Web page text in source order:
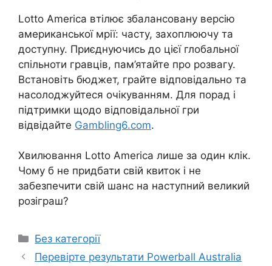
Lotto America втілює збалансовану версію
американської мрії: часту, захоплюючу та
доступну. Приєднуючись до цієї глобальної
спільноти гравців, пам’ятайте про розвагу.
Встановіть бюджет, грайте відповідально та
насолоджуйтеся очікуванням. Для порад і
підтримки щодо відповідальної гри
відвідайте Gambling6.com.
Хвилювання Lotto America лише за один клік.
Чому б не придбати свій квиток і не
забезпечити свій шанс на наступний великий
розіграш?
Категорії
Без категорії
Перевірте результати Powerball Australia